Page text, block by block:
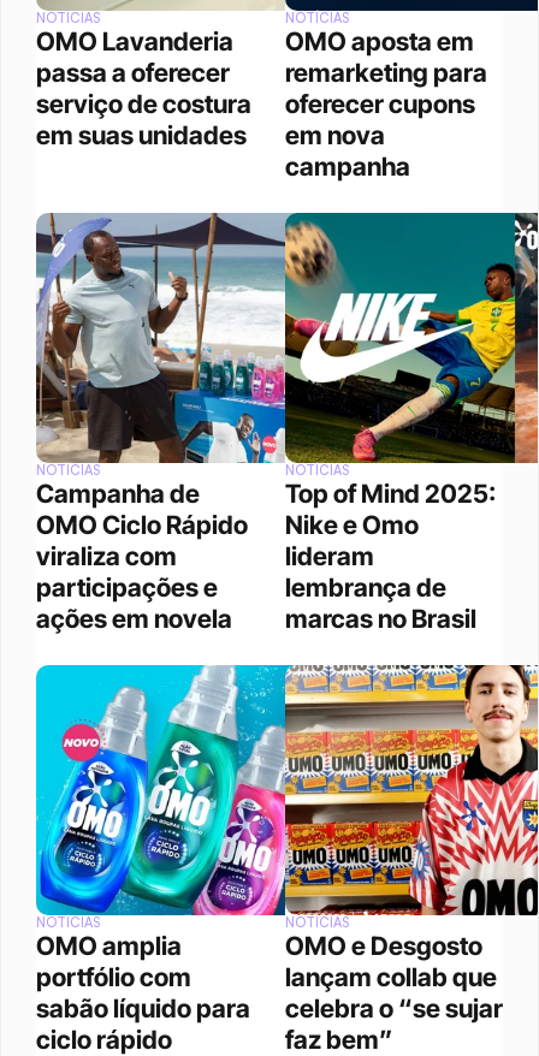
NOTÍCIAS
OMO Lavanderia
passa a oferecer
serviço de costura
em suas unidades
NOTÍCIAS
OMO aposta em
remarketing para
oferecer cupons
em nova
campanha
NOTÍCIAS
Campanha de
OMO Ciclo Rápido
viraliza com
participações e
ações em novela
NOTÍCIAS
Top of Mind 2025:
Nike e Omo
lideram
lembrança de
marcas no Brasil
NOTÍCIAS
OMO amplia
portfólio com
sabão líquido para
ciclo rápido
NOTÍCIAS
OMO e Desgosto
lançam collab que
celebra o “se sujar
faz bem”